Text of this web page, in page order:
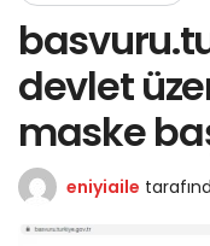
devlet
maske
eniyiaile